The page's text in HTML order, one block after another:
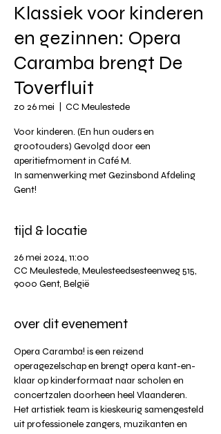
Klassiek voor kinderen
en gezinnen: Opera
Caramba brengt De
Toverfluit
zo 26 mei CC Meulestede
Voor kinderen. (En hun ouders en
grootouders) Gevolgd door een
aperitiefmoment in Café M.
In samenwerking met Gezinsbond Afdeling
Gent!
tijd & locatie
26 mei 2024, 11:00
CC Meulestede, Meulesteedsesteenweg 515,
9000 Gent, België
over dit evenement
Opera Caramba! is een reizend
operagezelschap en brengt opera kant-en-
klaar op kinderformaat naar scholen en
concertzalen doorheen heel Vlaanderen.
Het artistiek team is kieskeurig samengesteld
uit professionele zangers, muzikanten en